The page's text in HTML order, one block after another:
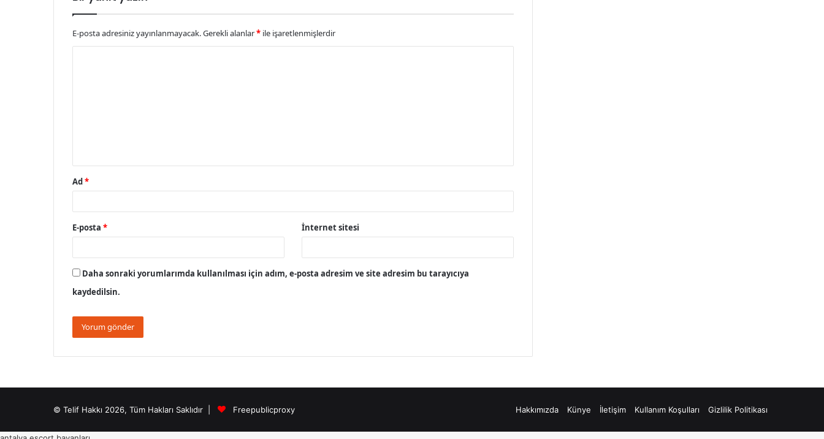
E-posta adresiniz yayınlanmayacak.Gerekli alanlar* ile işaretlenmişlerdir
Ad*
E-posta * İnternet sitesi
Daha sonraki yorumlarımda kullanılması için adım, e-posta adresim ve site adresim bu tarayıcıya
kaydedilsin.
© Telif Hakkı 2026, Tüm Hakları Saklıdır | Freepublicproxy Hakkımızda Künye İletişim Kullanım Koşulları Gizlilik Politikası